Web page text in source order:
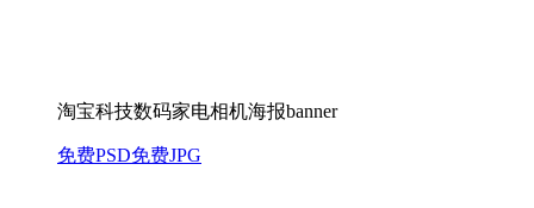
淘宝科技数码家电相机海报banner
免费PSD免费JPG